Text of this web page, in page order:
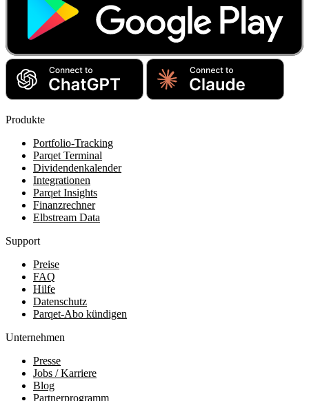
Produkte
Portfolio-Tracking
Parqet Terminal
Dividendenkalender
Integrationen
Parqet Insights
Finanzrechner
Elbstream Data
Support
Preise
FAQ
Hilfe
Datenschutz
Parqet-Abo kündigen
Unternehmen
Presse
Jobs / Karriere
Blog
Partnerprogramm